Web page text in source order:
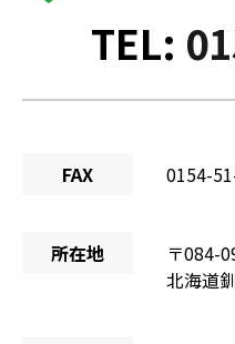
TEL:
FAX 0154-
所在地 〒084-
北海道